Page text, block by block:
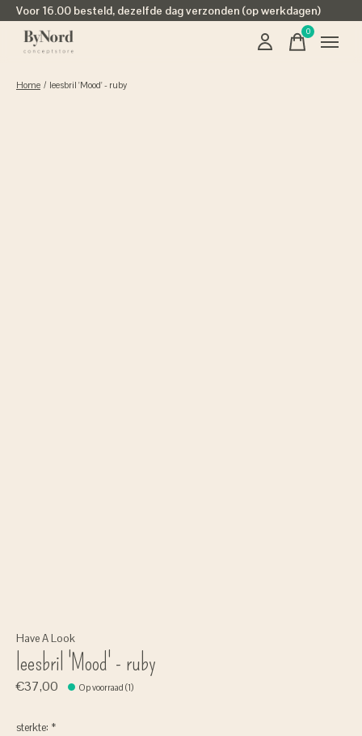
Voor 16.00 besteld, dezelfde dag verzonden (op werkdagen)
0items
Home / leesbril 'Mood' - ruby
Have A Look
leesbril 'Mood' - ruby
€37,00 Op voorraad (1)
sterkte: *